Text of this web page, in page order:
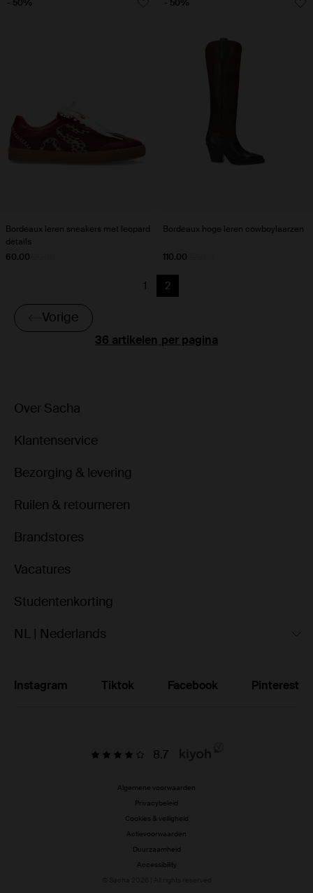
Bordeaux leren sneakers met leopard
details
60.00
- 50%
Bordeaux hoge leren cowboylaarzen
110.00
- 50%
per pagina
Vorige
Vorige
1
Huidige pagina
2
Over Sacha
Klantenservice
Bezorging & levering
Ruilen & retourneren
Brandstores
Vacatures
Studentenkorting
NL | Nederlands
Instagram Tiktok Facebook Pinterest
8.7
Algemene voorwaarden
Privacybeleid
Cookies & veiligheid
Actievoorwaarden
Duurzaamheid
Accessibility